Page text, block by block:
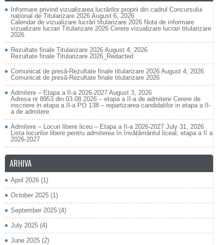
Informare privind vizualizarea lucrărilor proprii din cadrul Concursului
național de Titularizare 2026 August 6, 2026
Calendar de vizualizare lucrări titularizare 2026 Nota de informare
vizualizare lucrari Titularizare 2026 Cerere vizualizare lucrari titularizare
2026
Rezultate finale Titularizare 2026 August 4, 2026
Rezultate finale Titularizare 2026_Redacted
Comunicat de presă-Rezultate finale titularizare 2026 August 4, 2026
Comunicat de presă-Rezultate finale titularizare 2026
Admitere – Etapa a II-a 2026-2027 August 3, 2026
Adresa nr 8953 din 03.08.2026 – etapa a II-a de admitere Cerere de
inscriere in etapa a II-a PO 138 – repartizarea candidatilor in etapa a II-
a de admitere
Admitere – Locuri libere liceu – Etapa a II-a 2026-2027 July 31, 2026
Lista locurilor libere pentru admiterea în învățământul liceal, etapa a II a
2026-2027
ARHIVA
April 2026 (1)
October 2025 (1)
September 2025 (4)
July 2025 (4)
June 2025 (2)